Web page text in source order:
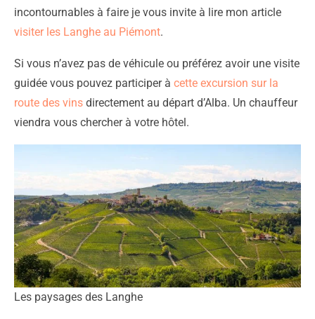
incontournables à faire je vous invite à lire mon article
visiter les Langhe au Piémont.
Si vous n’avez pas de véhicule ou préférez avoir une visite
guidée vous pouvez participer à cette excursion sur la
route des vins directement au départ d’Alba. Un chauffeur
viendra vous chercher à votre hôtel.
Les paysages des Langhe